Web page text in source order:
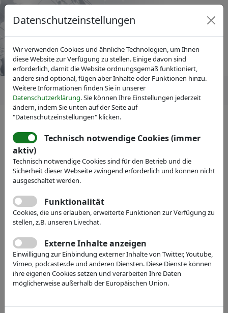
IVAM Fachverband für Mikrotechnik
Veranstaltungen
Steinmeyer Mechatronik
GmbH
Webseite
Datenschutzeinstellungen
Wir verwenden Cookies und ähnliche Technologien, um Ihnen
diese Website zur Verfügung zu stellen. Einige davon sind
erforderlich, damit die Website ordnungsgemäß funktioniert,
andere sind optional, fügen aber Inhalte oder Funktionen hinzu.
Weitere Informationen finden Sie in unserer
Datenschutzerklärung. Sie können Ihre Einstellungen jederzeit
ändern, indem Sie unten auf der Seite auf
"Datenschutzeinstellungen" klicken.
Technisch notwendige Cookies (immer
aktiv)
Technisch notwendige Cookies sind für den Betrieb und die
Sicherheit dieser Webseite zwingend erforderlich und können nicht
ausgeschaltet werden.
Funktionalität
Cookies, die uns erlauben, erweiterte Funktionen zur Verfügung zu
stellen, z.B. unseren Livechat.
Externe Inhalte anzeigen
Einwilligung zur Einbindung externer Inhalte von Twitter, Youtube,
Vimeo, podcaster.de und anderen Diensten. Diese Dienste können
ihre eigenen Cookies setzen und verarbeiten Ihre Daten
möglicherweise außerhalb der Europäischen Union.